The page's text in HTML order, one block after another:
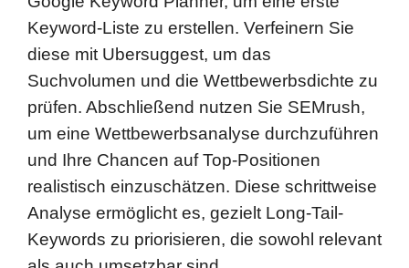
Suchvolumen und die Wettbewerbsdichte zu
prüfen. Abschließend nutzen Sie SEMrush,
um eine Wettbewerbsanalyse durchzuführen
und Ihre Chancen auf Top-Positionen
realistisch einzuschätzen. Diese schrittweise
Analyse ermöglicht es, gezielt Long-Tail-
Keywords zu priorisieren, die sowohl relevant
als auch umsetzbar sind.